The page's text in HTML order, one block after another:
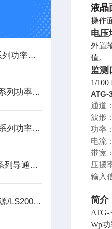
安泰Aigtek ATG-300 系列功率信号源
安泰Aigtek ATG-3000 系列功率信号源
安泰Aigtek ATG-2000 系列功率信号源
安泰Aigtek ATX-100S系列导通线束测试仪
德力LS300系列手持光源/LS200系列迷你型光源
液晶
操作
电压
外置
值。
监测
1/
ATG-
通道
波形
功率
电流
带宽
压摆
输入
简介
ATG-
Wp